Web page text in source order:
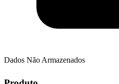
Dados Não Armazenados